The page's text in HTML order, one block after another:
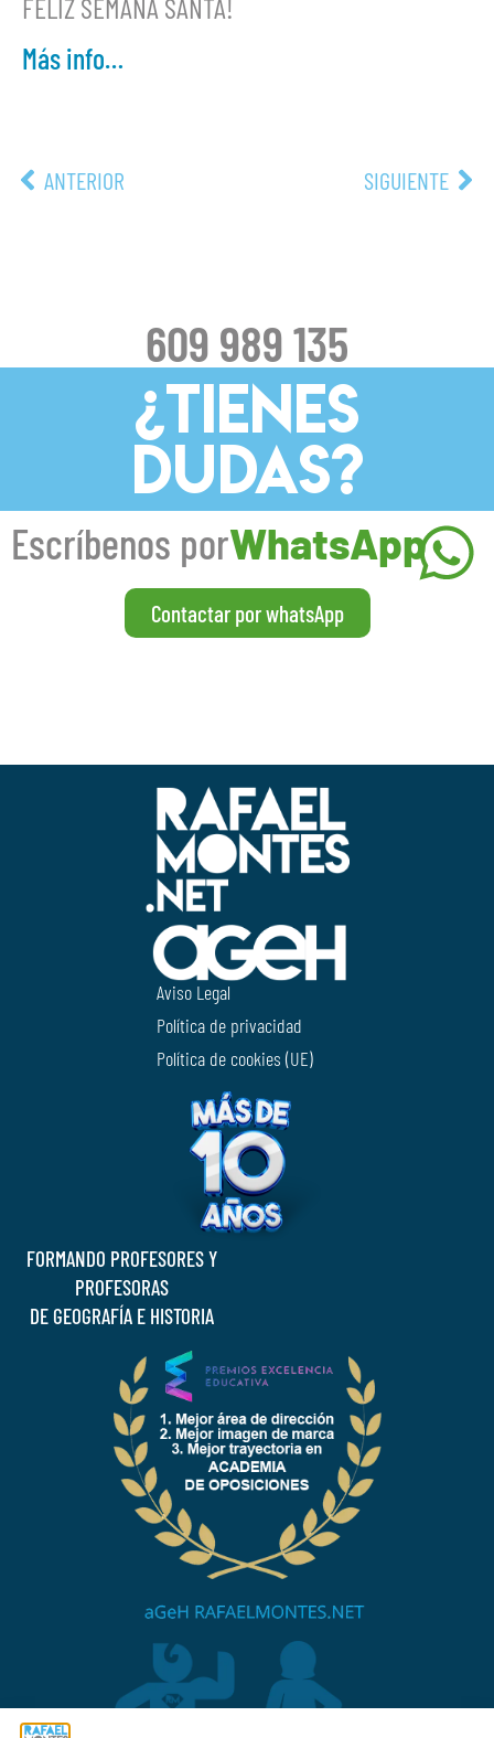
FELIZ SEMANA SANTA!
Más info…
ANTERIOR SIGUIENTE
609 989 135
¿TIENES
DUDAS?
Escríbenos porWhatsApp
Contactar por whatsApp
Aviso Legal
Política de privacidad
Política de cookies (UE)
FORMANDO PROFESORES Y
PROFESORAS
DE GEOGRAFÍA E HISTORIA